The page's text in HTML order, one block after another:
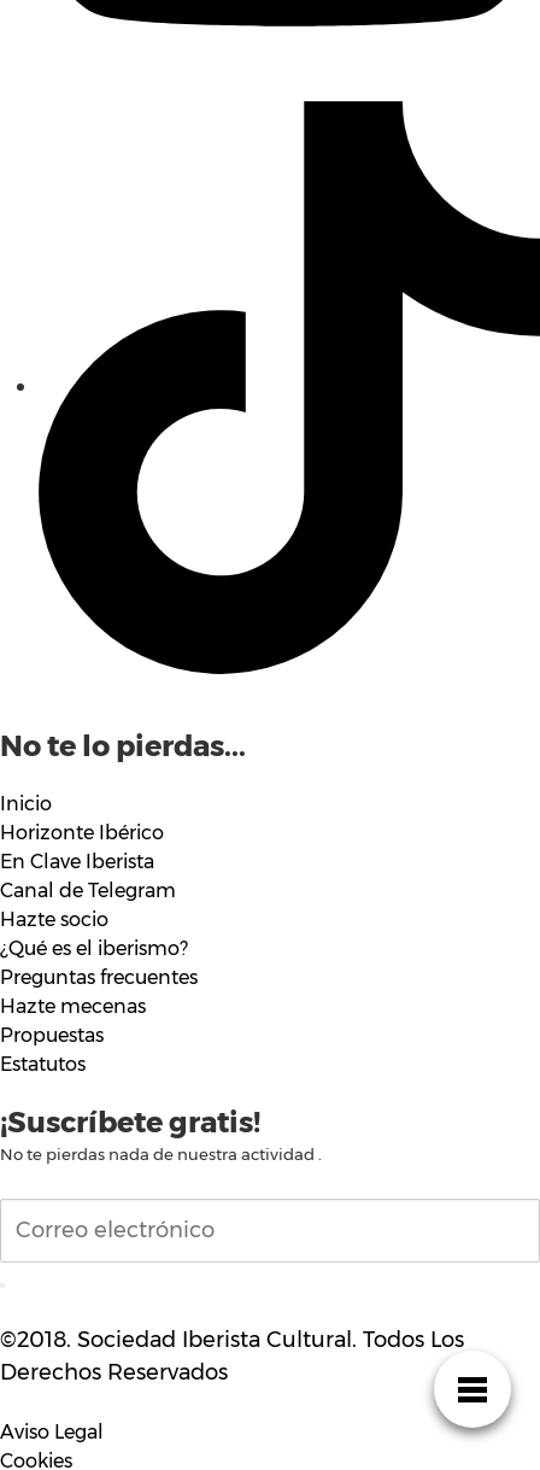
No te lo pierdas...
Inicio
Horizonte Ibérico
En Clave Iberista
Canal de Telegram
Hazte socio
¿Qué es el iberismo?
Preguntas frecuentes
Hazte mecenas
Propuestas
Estatutos
¡Suscríbete gratis!
No te pierdas nada de nuestra actividad .
©2018. Sociedad Iberista Cultural. Todos Los
Derechos Reservados
Aviso Legal
Cookies